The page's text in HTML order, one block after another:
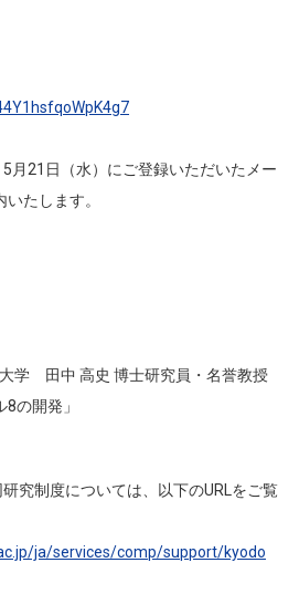
月21日（水）にご登録いただいたメー
たします。
学 田中 高史 博士研究員・名誉教授
8の開発」
究制度については、以下のURLをご覧
ja/services/comp/support/kyodo